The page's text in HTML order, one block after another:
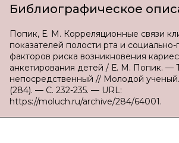
Библиографическое
Попик, Е. М. Корреляционные связи
показателей полости рта и социально-
факторов риска возникновения
анкетирования детей / Е. М. Попик. —
непосредственный // Молодой
(284). — С. 232-235. — URL:
https://moluch.ru/archive/284/64001.